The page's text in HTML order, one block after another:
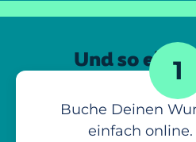
Und so 1
Buche Deinen
einfach